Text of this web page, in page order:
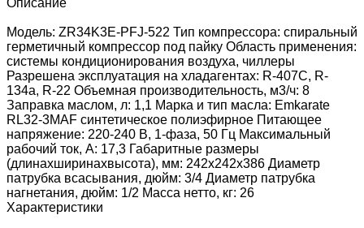
Модель: ZR34K3E-PFJ-522 Тип компрессора: спиральный
герметичный компрессор под пайку Область применения:
системы кондиционирования воздуха, чиллеры
Разрешена эксплуатация на хладагентах: R-407C, R-
134a, R-22 Объемная производительность, м3/ч: 8
Заправка маслом, л: 1,1 Марка и тип масла: Emkarate
RL32-3MAF синтетическое полиэфирное Питающее
напряжение: 220-240 В, 1-фаза, 50 Гц Максимальный
рабочий ток, А: 17,3 Габаритные размеры
(длинаxширинаxвысота), мм: 242x242x386 Диаметр
патрубка всасывания, дюйм: 3/4 Диаметр патрубка
нагнетания, дюйм: 1/2 Масса нетто, кг: 26
Характеристики